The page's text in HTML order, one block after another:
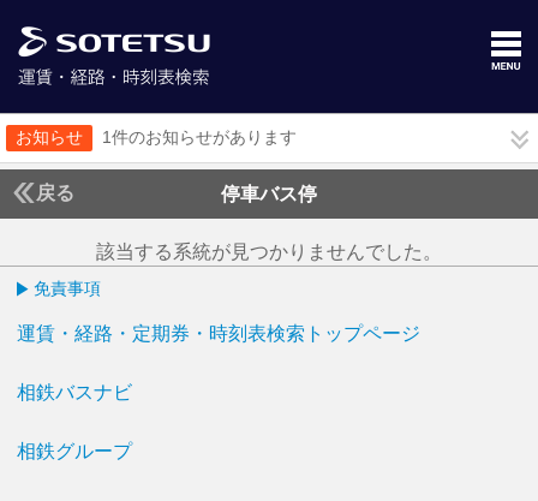
お知らせ 1件のお知らせがあります
戻る 停車バス停
該当する系統が見つかりませんでした。
免責事項
運賃・経路・定期券・時刻表検索トップページ
相鉄バスナビ
相鉄グループ